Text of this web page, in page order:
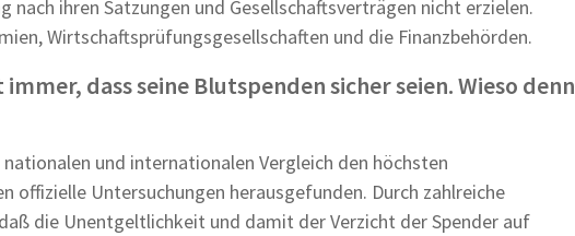
nach ihren Satzungen und Gesellschaftsverträgen nicht erzielen.
Wirtschaftsprüfungsgesellschaften und die Finanzbehörden.
dass seine Blutspenden sicher seien. Wieso denn
und internationalen Vergleich den höchsten
offizielle Untersuchungen herausgefunden. Durch zahlreiche
die Unentgeltlichkeit und damit der Verzicht der Spender auf